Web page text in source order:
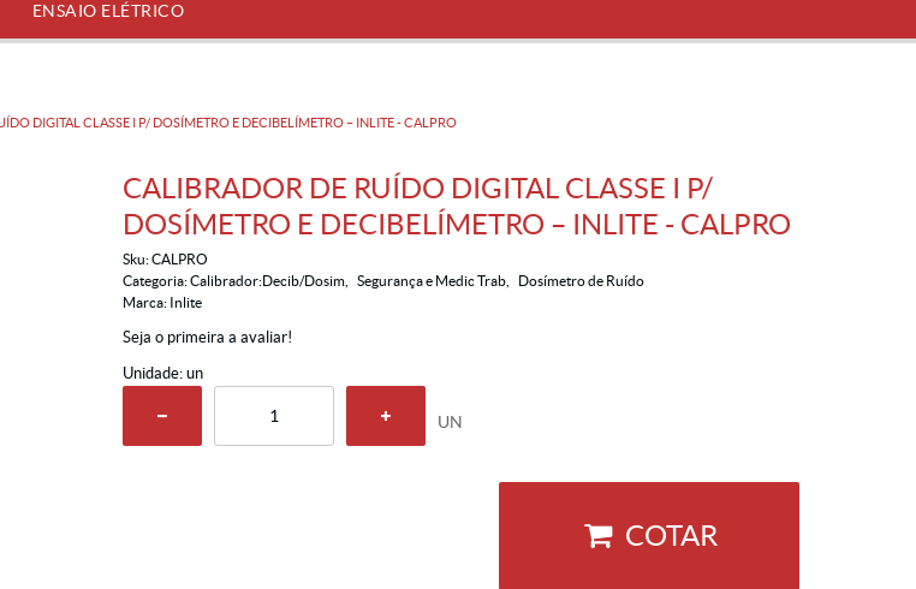
ENSAIO ELÉTRICO
DIGITAL CLASSE I P/ DOSÍMETRO E DECIBELÍMETRO – INLITE - CALPRO
CALIBRADOR DE RUÍDO DIGITAL CLASSE I P/
DOSÍMETRO E DECIBELÍMETRO – INLITE - CALPRO
Sku:CALPRO
Categoria:Calibrador:Decib/Dosim Segurança e Medic Trab
Dosímetro de Ruído
Marca: Inlite
Seja o primeira a avaliar!
Unidade: un
UN
COTAR